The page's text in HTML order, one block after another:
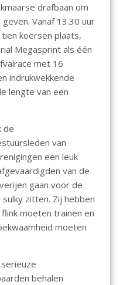
drafbaan om
Vanaf 13.30 uur
koersen plaats,
Megasprint als één
met 16
indrukwekkende
lengte van een
de
van
een leuk
van de
gaan voor de
zitten. Zij hebben
moeten trainen en
moeten
behalen